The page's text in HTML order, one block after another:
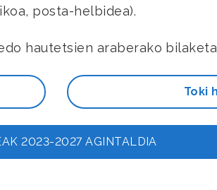
posta-helbidea).
hautetsien araberako
Toki
2023-2027 AGINTALDIA